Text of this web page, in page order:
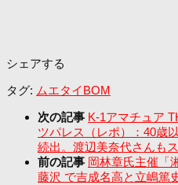
シェアする
タグ: ムエタイBOM
次の記事 K-1アマチュア
ツパレス（レポ）：40歳
続出。渡辺美奈代さんも
前の記事 岡林章氏主催「
藤沢 で吉成名高と立嶋篤